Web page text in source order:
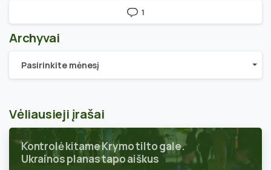
1
Archyvai
Archyvai
Pasirinkite mėnesį
Vėliausieji įrašai
Kontrolė kitame Krymo tilto gale.
Ukrainos planas tapo aiškus